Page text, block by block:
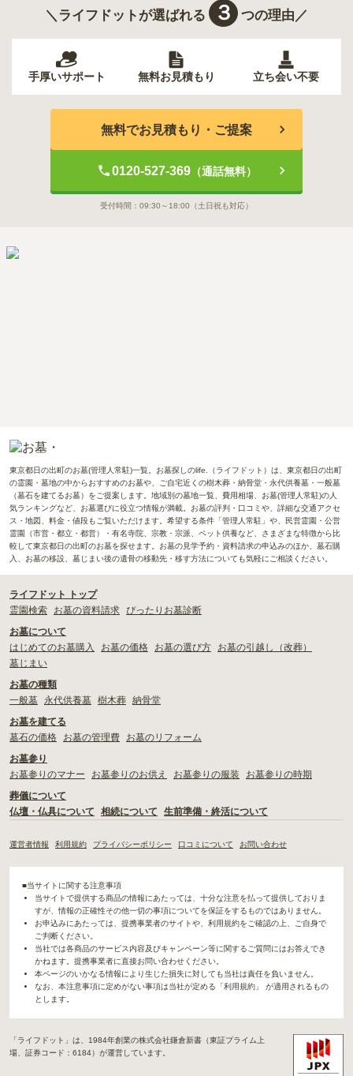
＼ライフドットが選ばれる ３ つの理由／
手厚いサポート 無料お見積もり 立ち会い不要
無料でお見積もり・ご提案
0120-527-369（通話無料）
受付時間： 09:30～18:00 （土日祝も対応）
東京都日の出町のお墓(管理人常駐)一覧。お墓探しのlife.（ライフドット）は、東京都日の出町
の霊園・墓地の中からおすすめのお墓や、ご自宅近くの樹木葬・納骨堂・永代供養墓・一般墓
（墓石を建てるお墓）をご提案します。地域別の墓地一覧、費用相場、お墓(管理人常駐)の人
気ランキングなど、お墓選びに役立つ情報が満載。お墓の評判・口コミや、詳細な交通アクセ
ス・地図、料金・値段もご覧いただけます。希望する条件「管理人常駐」や、民営霊園・公営
霊園（市営・都立・都営）・有名寺院、宗教・宗派、ペット供養など、さまざまな特徴から比
較して東京都日の出町のお墓を探せます。お墓の見学予約・資料請求の申込みのほか、墓石購
入、お墓の移設、墓じまい後の遺骨の移動先・移す方法についても気軽にご相談ください。
ライフドット トップ
霊園検索
お墓の資料請求 ぴったりお墓診断
お墓について
はじめてのお墓購入
お墓の価格 お墓の選び方
お墓の引越し（改葬）
墓じまい
お墓の種類
一般墓
永代供養墓 樹木葬 納骨堂
お墓を建てる
墓石の価格
お墓の管理費
お墓のリフォーム
お墓参り
お墓参りのマナー
お墓参りのお供え お墓参りの服装
お墓参りの時期
葬儀について
仏壇・仏具について
相続について 生前準備・終活について
運営者情報 利用規約 プライバシーポリシー 口コミについて お問い合わせ
■当サイトに関する注意事項
当サイトで提供する商品の情報にあたっては、十分な注意を払って提供しておりま
すが、情報の正確性その他一切の事項についてを保証をするものではありません。
お申込みにあたっては、提携事業者のサイトや、利用規約をご確認の上、ご自身で
ご判断ください。
当社では各商品のサービス内容及びキャンペーン等に関するご質問にはお答えでき
かねます。提携事業者に直接お問い合わせください。
本ページのいかなる情報により生じた損失に対しても当社は責任を負いません。
なお、本注意事項に定めがない事項は当社が定める「利用規約」 が適用されるもの
とします。
「ライフドット」は、1984年創業の株式会社鎌倉新書（東証プライム上
場、証券コード：6184）が運営しています。